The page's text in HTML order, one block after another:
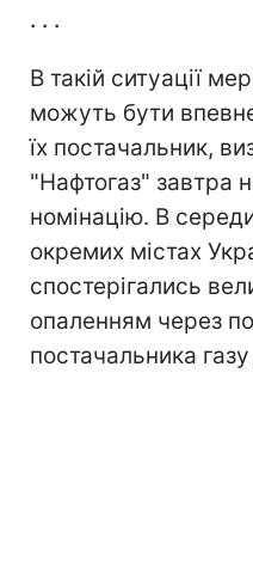
. . .
В такій ситуації
можуть бути
їх постачальник,
"Нафтогаз" завтра
номінацію. В
окремих містах
спостерігались
опаленням через
постачальника